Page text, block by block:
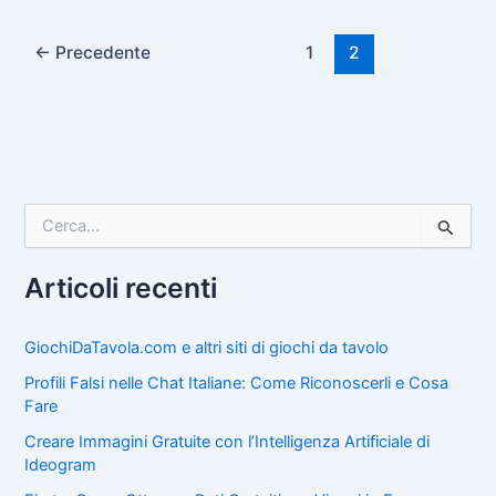
← Precedente 1 2
c
a
Articoli recenti
GiochiDaTavola.com e altri siti di giochi da tavolo
Profili Falsi nelle Chat Italiane: Come Riconoscerli e Cosa
Fare
Creare Immagini Gratuite con l’Intelligenza Artificiale di
Ideogram